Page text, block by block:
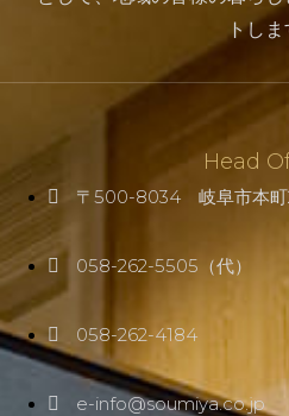
トしま
Head
〒500-8034 岐阜市本町
058-262-5505（代）
058-262-4184
e-info@soumiya.co.jp